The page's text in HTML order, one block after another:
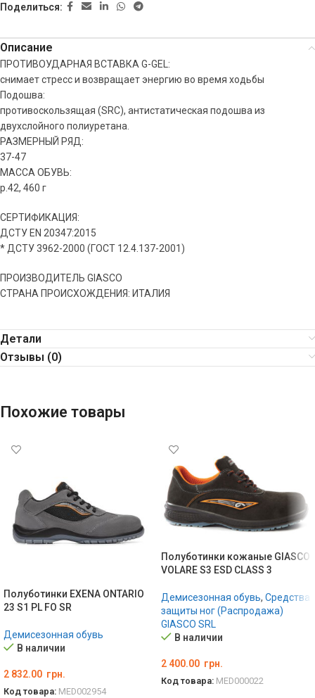
Поделиться:
Описание
ПРОТИВОУДАРНАЯ ВСТАВКА G-GEL:
снимает стресс и возвращает энергию во время ходьбы
Подошва:
противоскользящая (SRС), антистатическая подошва из
двухслойного полиуретана.
РАЗМЕРНЫЙ РЯД:
37-47
МАССА ОБУВЬ:
р.42, 460 г
CЕРТИФИКАЦИЯ:
ДСТУ EN 20347:2015
* ДСТУ 3962-2000 (ГОСТ 12.4.137-2001)
ПРОИЗВОДИТЕЛЬ GIASCO
СТРАНА ПРОИСХОЖДЕНИЯ: ИТАЛИЯ
Детали
Отзывы (0)
Похожие товары
Полуботинки EXENA ONTARIO
23 S1 PL FO SR
Демисезонная обувь
В наличии
2 832.00 грн.
Код товара: MED002954
Полуботинки кожаные GIASCO
VOLARE S3 ESD CLASS 3
Демисезонная обувь, Средства
защиты ног (Распродажа)
GIASCO SRL
В наличии
2 400.00 грн.
Код товара: MED000022